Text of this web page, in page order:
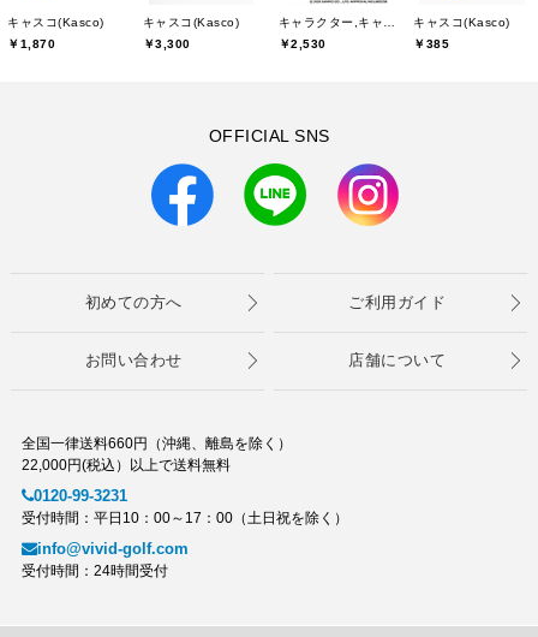
キャスコ(Kasco)
￥1,870
キャスコ(Kasco)
￥3,300
￥2,530
キャスコ(Kasco)
￥385
OFFICIAL SNS
初めての方へ ご利用ガイド
お問い合わせ 店舗について
全国一律送料660円（沖縄、離島を除く）
22,000円(税込）以上で送料無料
0120-99-3231
受付時間：平日10：00～17：00（土日祝を除く）
info@vivid-golf.com
受付時間：24時間受付